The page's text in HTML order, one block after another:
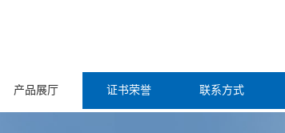
产品展厅 证书荣誉 联系方式